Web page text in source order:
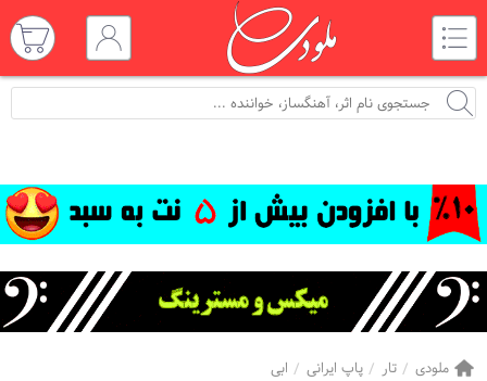
ملودی تار پاپ ایرانی ابی